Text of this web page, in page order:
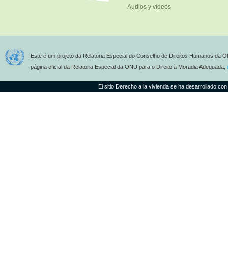
Audios y vídeos
Este é um projeto da Relatoria Especial do Conselho de Direitos Humanos da
página oficial da Relatoria Especial da ONU para o Direito à Moradia Adequada,
El sitio Derecho a la vivienda se ha desarrollado